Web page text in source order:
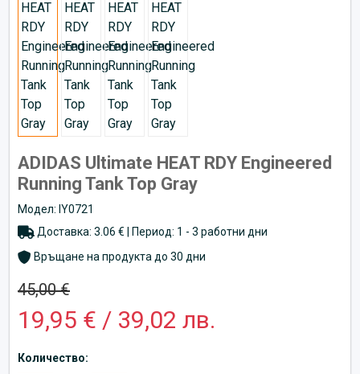
ADIDAS Ultimate HEAT RDY Engineered
Running Tank Top Gray
Модел: IY0721
Доставка: 3.06 € | Период: 1 - 3 работни дни
Връщане на продукта до 30 дни
45,00 €
19,95 € / 39,02 лв.
Количество: